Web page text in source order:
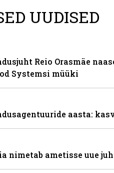
UUDISED
Reio Orasmäe
Systemsi müüki
aasta:
nimetab ametisse uue